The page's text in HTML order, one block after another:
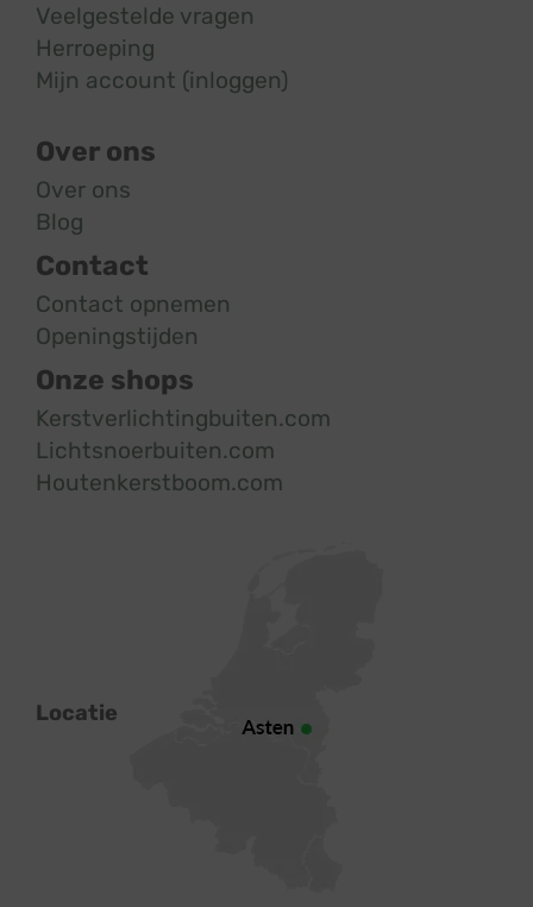
Veelgestelde vragen
Herroeping
Mijn account (inloggen)
Over ons
Over ons
Blog
Contact
Contact opnemen
Openingstijden
Onze shops
Kerstverlichtingbuiten.com
Lichtsnoerbuiten.com
Houtenkerstboom.com
Locatie